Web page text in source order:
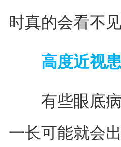
时真的会看不
高度近视
有些眼底病
一长可能就会